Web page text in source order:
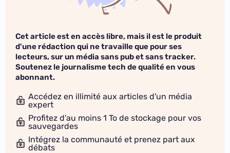
Cet article est en accès libre, mais il est le produit
d'une rédaction qui ne travaille que pour ses
lecteurs, sur un média sans pub et sans tracker.
Soutenez le journalisme tech de qualité en vous
abonnant.
Accédez en illimité aux articles d'un média
expert
Profitez d'au moins 1 To de stockage pour vos
sauvegardes
Intégrez la communauté et prenez part aux
débats